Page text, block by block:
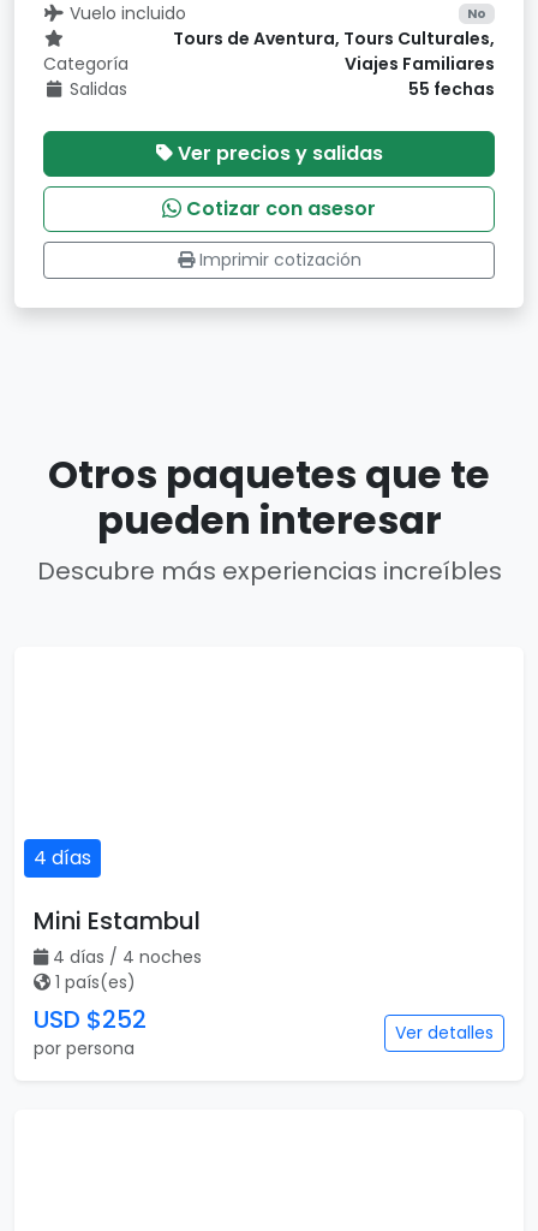
Vuelo incluido No
Categoría
Tours de Aventura, Tours Culturales,
Viajes Familiares
Salidas
55 fechas
Ver precios y salidas
Cotizar con asesor
Imprimir cotización
Otros paquetes que te
pueden interesar
Descubre más experiencias increíbles
4 días
Mini Estambul
4 días / 4 noches
1 país(es)
USD $252
por persona
Ver detalles